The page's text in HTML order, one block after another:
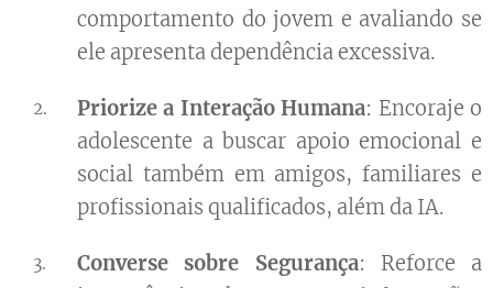
comportamento do jovem e avaliando se
ele apresenta dependência excessiva.
Priorize a Interação Humana: Encoraje o
adolescente a buscar apoio emocional e
social também em amigos, familiares e
profissionais qualificados, além da IA.
Converse sobre Segurança: Reforce a